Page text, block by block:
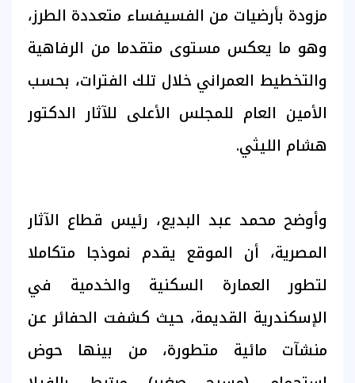
مزودة بأرضيات من الفسيفساء متعددة الطرز،
وهو ما يعكس مستوى متقدما من الرفاهية
والتخطيط العمراني خلال تلك الفترات، بحسب
الأمين العام للمجلس الأعلى للآثار الدكتور
هشام الليثي.
وأوضح محمد عبد البديع، رئيس قطاع الآثار
المصرية، أن الموقع يقدم نموذجا متكاملا
لتطور العمارة السكنية والخدمية في
الإسكندرية القديمة، حيث كشفت الحفائر عن
منشآت مائية متطورة، من بينها حوض